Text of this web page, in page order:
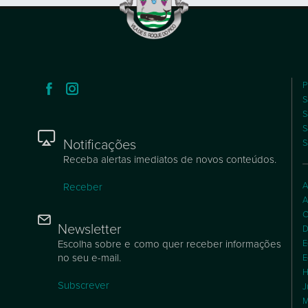
Notificações
Receba alertas imediatos de novos conteúdos.
Receber
Newsletter
Escolha sobre e como quer receber informações
no seu e-mail.
Subscrever